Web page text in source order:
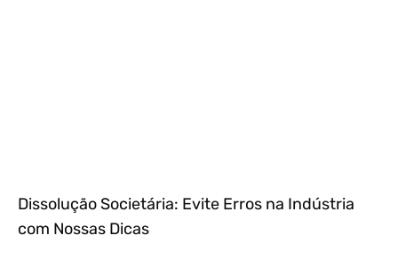
Dissolução Societária: Evite Erros na Indústria
com Nossas Dicas